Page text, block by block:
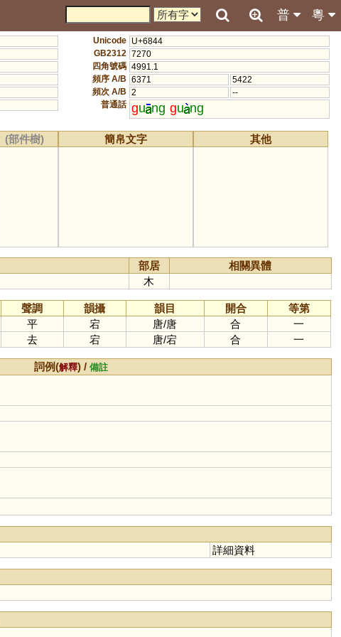
粵
普
Unicode U+6844
GB2312 7270
四角號碼 4991.1
頻序 A/B 6371
5422
頻次 A/B 2
--
普通話 gu ng gu ng
(部件樹) 簡帛文字 其他
部居
相關異體
木
聲調 韻攝 韻目 開合
等第
平 宕 唐/唐 合
一
去 宕 唐/宕 合 一
詞例(解釋) /備註
詳細資料